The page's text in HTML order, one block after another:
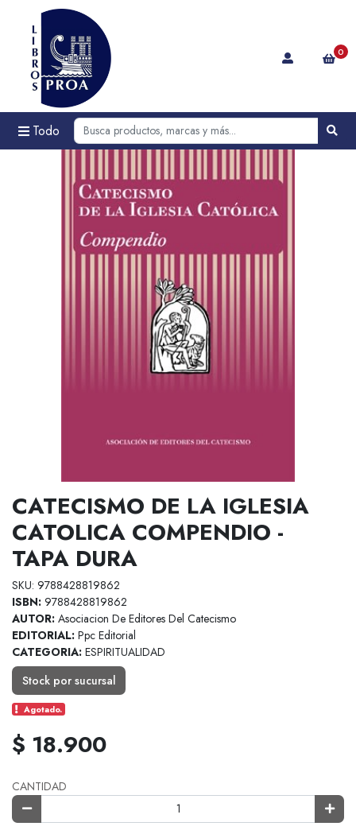
Todo
0
CATECISMO DE LA IGLESIA
CATOLICA COMPENDIO -
TAPA DURA
SKU: 9788428819862
ISBN: 9788428819862
AUTOR: Asociacion De Editores Del Catecismo
EDITORIAL: Ppc Editorial
CATEGORIA: ESPIRITUALIDAD
Stock por sucursal
Agotado.
$ 18.900
CANTIDAD